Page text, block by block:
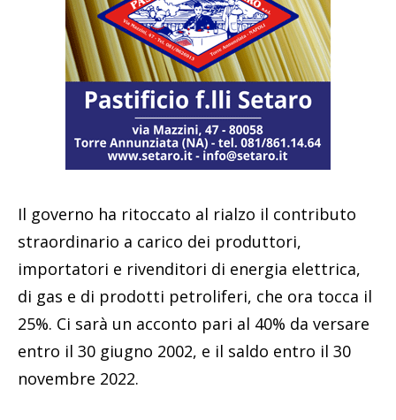
Il governo ha ritoccato al rialzo il contributo
straordinario a carico dei produttori,
importatori e rivenditori di energia elettrica,
di gas e di prodotti petroliferi, che ora tocca il
25%. Ci sarà un acconto pari al 40% da versare
entro il 30 giugno 2002, e il saldo entro il 30
novembre 2022.